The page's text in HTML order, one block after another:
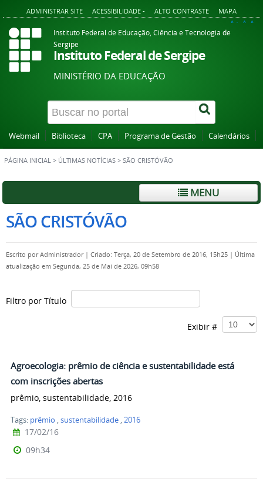
ADMINISTRAR SITE ACESSIBILIDADE - ALTO CONTRASTE MAPA
A+ A A-
Instituto Federal de Educação, Ciência e Tecnologia de
Sergipe
Instituto Federal de Sergipe
MINISTÉRIO DA EDUCAÇÃO
Webmail Biblioteca CPA Programa de Gestão Calendários
PÁGINA INICIAL > ÚLTIMAS NOTÍCIAS > SÃO CRISTÓVÃO
MENU
SÃO CRISTÓVÃO
Escrito porAdministrador | Criado: Terça, 20 de Setembro de 2016, 15h25 | Última
atualização em Segunda, 25 de Mai de 2026, 09h58
Filtro por Título
Exibir #
Agroecologia: prêmio de ciência e sustentabilidade está
com inscrições abertas
prêmio, sustentabilidade, 2016
Tags: prêmio ,sustentabilidade ,2016
17/02/16
09h34